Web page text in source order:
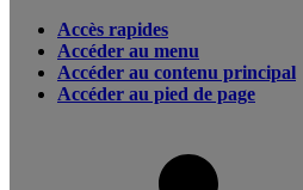
Accès rapides
Accéder au menu
Accéder au contenu principal
Accéder au pied de page